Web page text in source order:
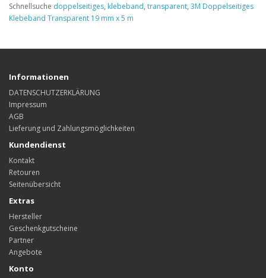
Schnellsuche doppelseitiges, klebeband, transparent, 3M Doppelseitiges
Klebeband Transparent 19 mm x 5 m
Informationen
DATENSCHUTZERKLÄRUNG
Impressum
AGB
Lieferung und Zahlungsmöglichkeiten
Kundendienst
Kontakt
Retouren
Seitenübersicht
Extras
Hersteller
Geschenkgutscheine
Partner
Angebote
Konto